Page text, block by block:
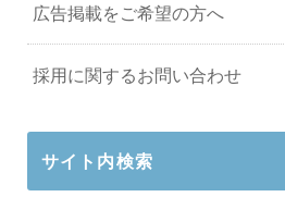
広告掲載をご希望の方へ
採用に関するお問い合わせ
サイト内検索